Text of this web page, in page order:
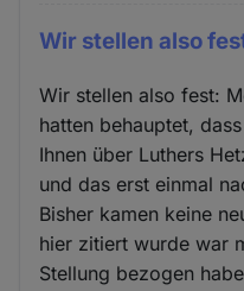
Wir stellen also
Wir stellen also fest:
hatten behauptet,
Ihnen über Luthers
und das erst einmal
Bisher kamen keine
hier zitiert wurde war
Stellung bezogen